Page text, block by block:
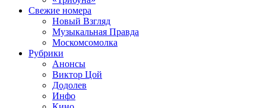
Свежие номера
Новый Взгляд
Музыкальная Правда
Москомсомолка
Рубрики
Анонсы
Виктор Цой
Додолев
Инфо